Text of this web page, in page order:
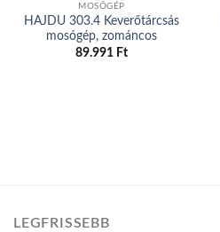
MOSÓGÉP
HAJDU 303.4 Keverőtárcsás
mosógép, zománcos
89.991 Ft
LEGFRISSEBB